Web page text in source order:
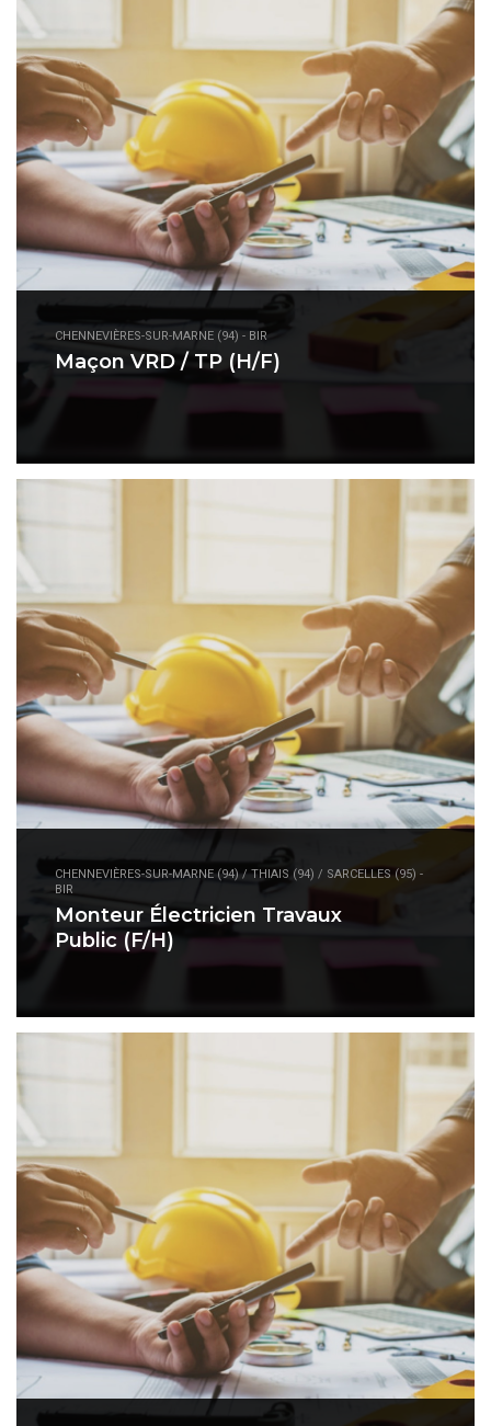
CHENNEVIÈRES-SUR-MARNE (94) - BIR
Maçon VRD / TP (H/F)
CHENNEVIÈRES-SUR-MARNE (94) / THIAIS (94) / SARCELLES (95) -
BIR
Monteur Électricien Travaux
Public (F/H)